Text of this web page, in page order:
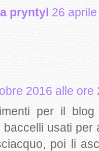
pryntyl 26
2016 alle ore
per il
usati
poi li